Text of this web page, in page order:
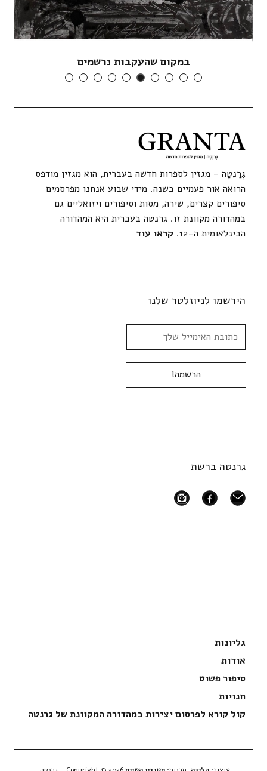
במקום שהעקבות נרשמים
גְרַנְטָה – מגזין לספרות חדשה בעברית, הוא מגזין מודפס
הרואה אור פעמיים בשנה. מידי שבוע אנחנו מפרסמים
סיפורים קצרים, שירה, מסות וסיפורים ויזואליים גם
במהדורה מקוונת זו. גרנטה בעברית היא המהדורה
הבינלאומית ה-12.
קראו עוד
הירשמו לניוזלטר שלנו
גרנטה ברשת
mail
facebook
instagram
גליונות
אודות
סיפור פשוט
חנויות
קול קורא לפרסום יצירות במהדורה המקוונת של גרנטה